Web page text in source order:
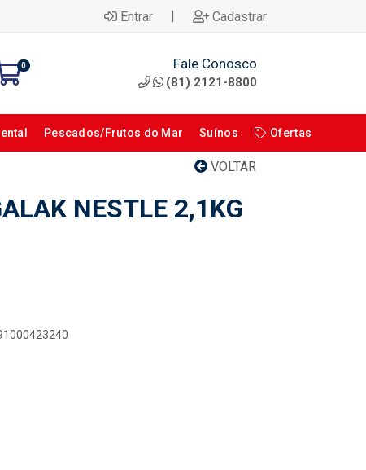
Entrar | Cadastrar
0 Fale Conosco
(81) 2121-8800
Pescados/Frutos do Mar Suínos Ofertas
VOLTAR
NESTLE 2,1KG